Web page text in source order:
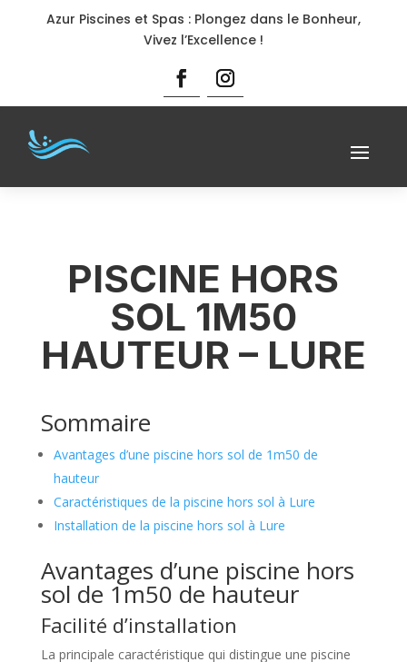
Azur Piscines et Spas : Plongez dans le Bonheur,
Vivez l’Excellence !
PISCINE HORS
SOL 1M50
HAUTEUR – LURE
Sommaire
Avantages d’une piscine hors sol de 1m50 de
hauteur
Caractéristiques de la piscine hors sol à Lure
Installation de la piscine hors sol à Lure
Avantages d’une piscine hors
sol de 1m50 de hauteur
Facilité d’installation
La principale caractéristique qui distingue une piscine